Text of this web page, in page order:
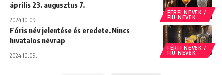
FÉRFI NEVEK /
FIÚ NEVEK
április 23. augusztus 7.
2024.10.09.
FÉRFI NEVEK /
FIÚ NEVEK
Fóris név jelentése és eredete. Nincs
hivatalos névnap
2024.10.09.